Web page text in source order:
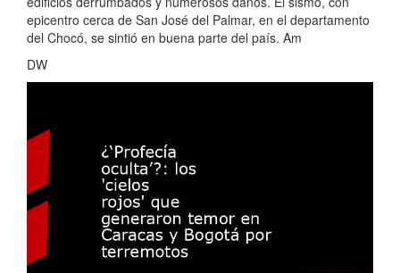
epicentro cerca de San José del Palmar, en el departamento
del Chocó, se sintió en buena parte del país. Am
DW